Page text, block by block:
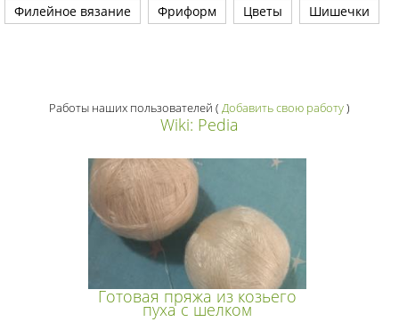
Филейное вязание
Фриформ Цветы Шишечки
Работы наших пользователей ( Добавить свою работу)
Wiki: Pedia
Готовая пряжа из козьего
пуха с шелком